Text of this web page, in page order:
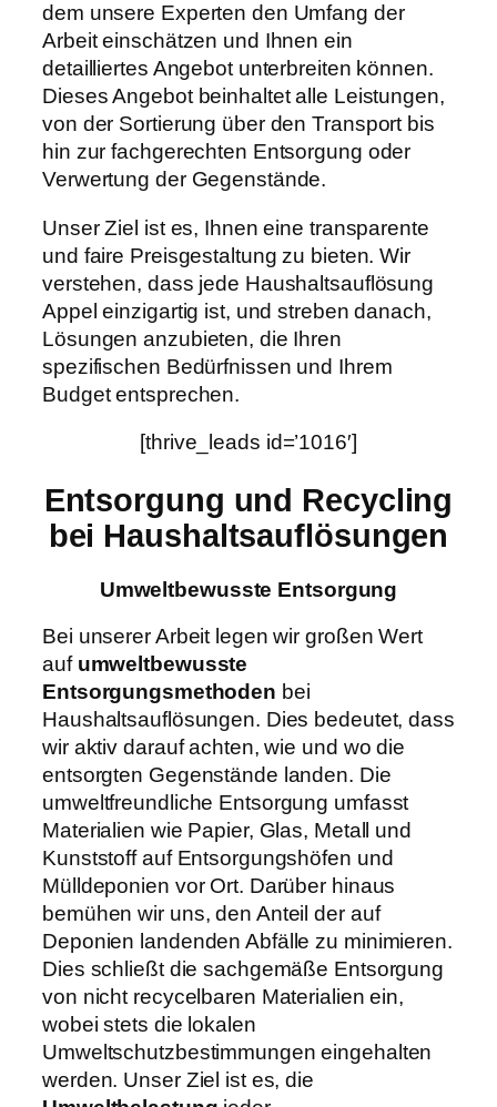
dem unsere Experten den Umfang der
Arbeit einschätzen und Ihnen ein
detailliertes Angebot unterbreiten können.
Dieses Angebot beinhaltet alle Leistungen,
von der Sortierung über den Transport bis
hin zur fachgerechten Entsorgung oder
Verwertung der Gegenstände.
Unser Ziel ist es, Ihnen eine transparente
und faire Preisgestaltung zu bieten. Wir
verstehen, dass jede Haushaltsauflösung
Appel einzigartig ist, und streben danach,
Lösungen anzubieten, die Ihren
spezifischen Bedürfnissen und Ihrem
Budget entsprechen.
[thrive_leads id=’1016′]
Entsorgung und Recycling
bei Haushaltsauflösungen
Umweltbewusste Entsorgung
Bei unserer Arbeit legen wir großen Wert
auf umweltbewusste
Entsorgungsmethoden bei
Haushaltsauflösungen. Dies bedeutet, dass
wir aktiv darauf achten, wie und wo die
entsorgten Gegenstände landen. Die
umweltfreundliche Entsorgung umfasst
Materialien wie Papier, Glas, Metall und
Kunststoff auf Entsorgungshöfen und
Mülldeponien vor Ort. Darüber hinaus
bemühen wir uns, den Anteil der auf
Deponien landenden Abfälle zu minimieren.
Dies schließt die sachgemäße Entsorgung
von nicht recycelbaren Materialien ein,
wobei stets die lokalen
Umweltschutzbestimmungen eingehalten
werden. Unser Ziel ist es, die